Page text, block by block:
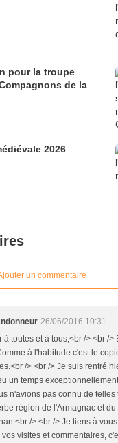
pour la troupe
de la
2026
un commentaire
26/06/2016 10:31
à toutes et à tous,<br /> <br /
à l'habitude c'est le
/> <br /> Je suis rentré
un temps
n'avions pas connu de telles
région de l'Armagnac et
/> <br /> Je tiens à
visites et commentaires,